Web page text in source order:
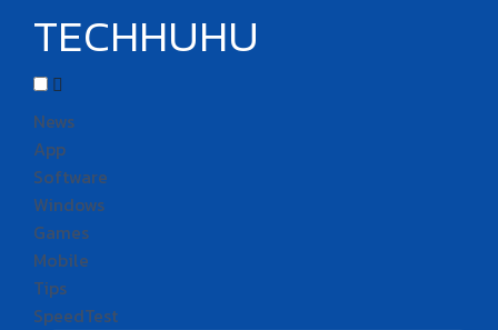
TECHHUHU
News
App
Software
Windows
Games
Mobile
Tips
SpeedTest